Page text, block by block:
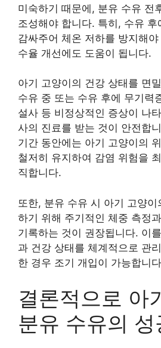
미숙하기 때문에, 분유 수유 전
조성해야 합니다. 특히, 수유 후
감싸주어 체온 저하를 방지해
수율 개선에도 도움이 됩니다.
아기 고양이의 건강 상태를 면
수유 중 또는 수유 후에 무기력
설사 등 비정상적인 증상이 나
사의 진료를 받는 것이 안전합
기간 동안에는 아기 고양이의
철저히 유지하여 감염 위험을
직합니다.
또한, 분유 수유 시 아기 고양
하기 위해 주기적인 체중 측정
기록하는 것이 권장됩니다. 이
과 건강 상태를 체계적으로 관
한 경우 조기 개입이 가능합니
결론적으로 아
분유 수유의 성